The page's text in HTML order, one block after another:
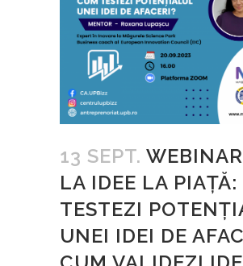
13 SEPT.
LA IDEE LA PIAȚĂ:
TESTEZI
UNEI IDEI DE